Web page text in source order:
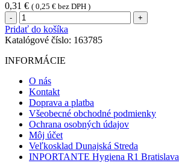
0,31 € ( 0,25 € bez DPH )
množstvo
Telové
mlieko
tube
LINE
20
ml
(1ks)
Pridať do košíka
Katalógové číslo: 163785
INFORMÁCIE
O nás
Kontakt
Doprava a platba
Všeobecné obchodné podmienky
Ochrana osobných údajov
Môj účet
Veľkosklad Dunajská Streda
INPORTANTE Hygiena R1 Bratislava